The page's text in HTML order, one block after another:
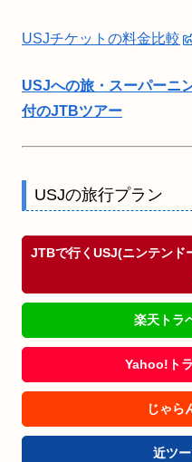
USJチケットの料金比較
USJへの旅・スーパーニ
付のJTBツアー
USJの旅行プラン
JTBで行くUSJ(ニンテンド
楽天トラ
Yahoo!ト
じゃら
近ツ